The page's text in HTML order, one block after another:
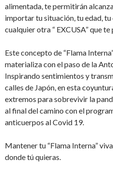
alimentada, te permitirán
importar tu situación, tu edad,
cualquier otra “ EXCUSA” que
Este concepto de “Flama
materializa con el paso de la
Inspirando sentimientos y
calles de Japón, en esta
extremos para sobrevivir la
al final del camino con el
anticuerpos al Covid 19.
Mantener tu “Flama Interna”
donde tú quieras.